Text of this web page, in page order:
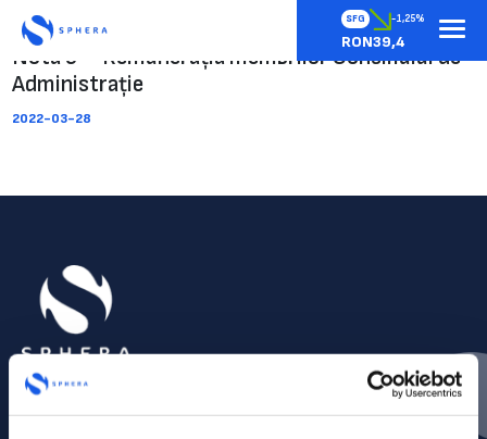
SFG -1,25%
RON39,4
Nota 5 – Remunerația membrilor Consiliului de
Administrație
2022-03-28